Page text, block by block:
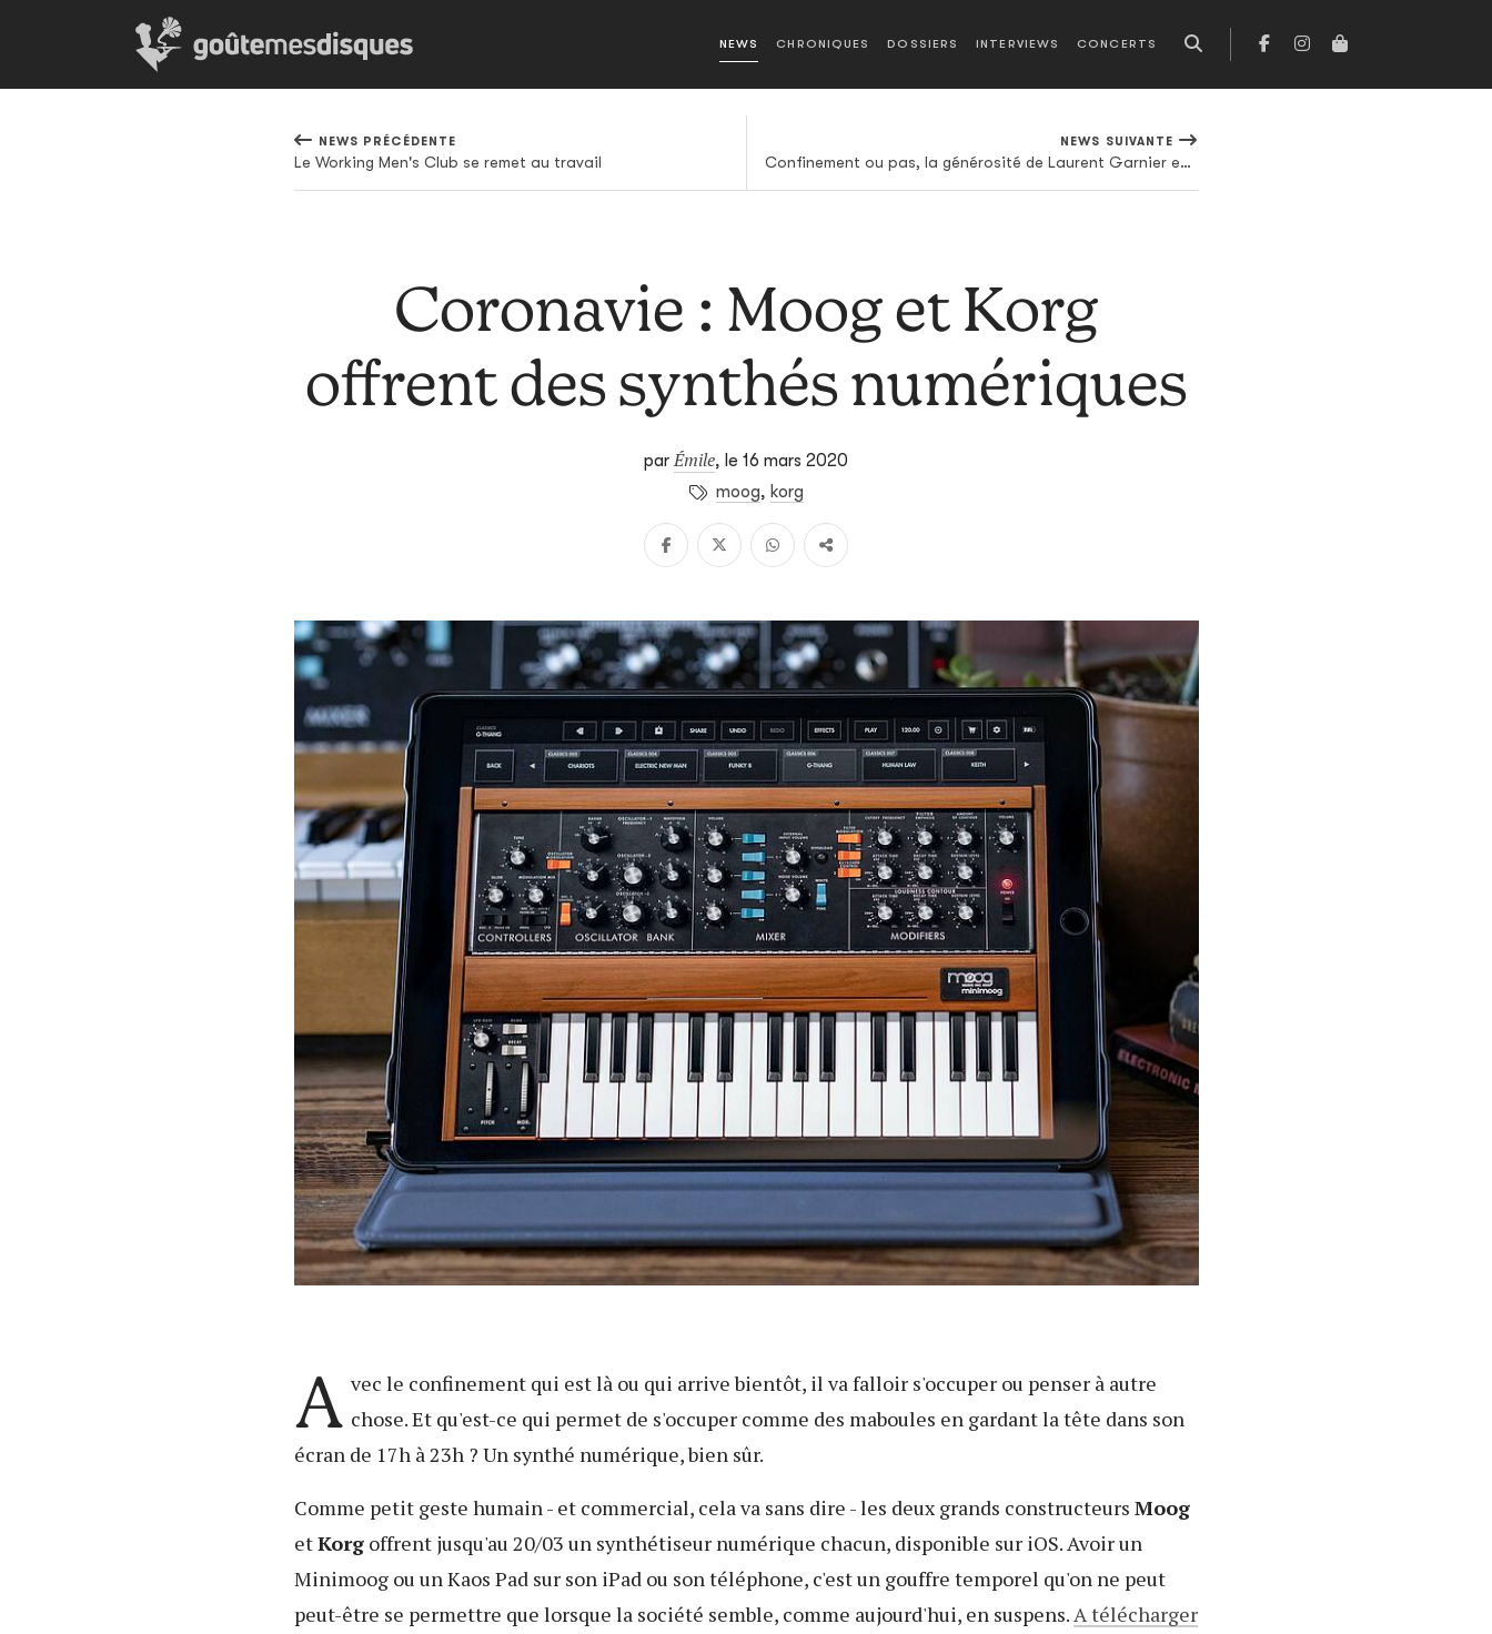
NEWS CHRONIQUES DOSSIERS INTERVIEWS CONCERTS
NEWS PRÉCÉDENTE
Le Working Men's Club se remet au travail
NEWS SUIVANTE
Confinement ou pas, la générosité de Laurent Garnier est inaltérable
Coronavie : Moog et Korg
offrent des synthés numériques
parÉmile, le 16 mars 2020
moog, korg
A vec le confinement qui est là ou qui arrive bientôt, il va falloir s'occuper ou penser à autre
chose. Et qu'est-ce qui permet de s'occuper comme des maboules en gardant la tête dans son
écran de 17h à 23h ? Un synthé numérique, bien sûr.
Comme petit geste humain - et commercial, cela va sans dire - les deux grands constructeurs Moog
etKorgoffrent jusqu'au 20/03 un synthétiseur numérique chacun, disponible sur iOS. Avoir un
Minimoog ou un Kaos Pad sur son iPad ou son téléphone, c'est un gouffre temporel qu'on ne peut
peut-être se permettre que lorsque la société semble, comme aujourd'hui, en suspens. A télécharger